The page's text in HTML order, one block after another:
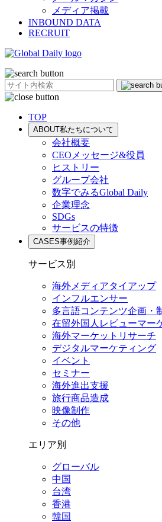
メディア掲載
INBOUND DATA
RECRUIT
TOP
ABOUT私たちについて
会社概要
CEOメッセージ&役員
ヒストリー
グループ会社
数字でみるGlobal Daily
企業理念
SDGs
サービスの特徴
CASES事例紹介
サービス別
海外メディアタイアップ
インフルエンサー
多言語コンテンツ企画・
在留外国⼈レビューマー
海外マーケットリサーチ
デジタルマーケティング
イベント
セミナー
海外進出支援
旅行商品造成
映像制作
その他
エリア別
グローバル
中国
台湾
香港
韓国